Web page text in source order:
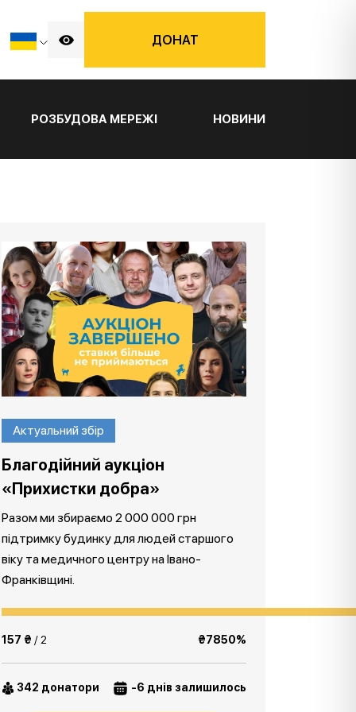
ДОНАТ
РОЗБУДОВА МЕРЕЖІ НОВИНИ
Актуальний збір
Благодійний аукціон
«Прихистки добра»
Разом ми збираємо 2 000 000 грн
підтримку будинку для людей старшого
віку та медичного центру на Івано-
Франківщині.
157 ₴ / 2 ₴7850%
342 донатори -6 днів залишилось